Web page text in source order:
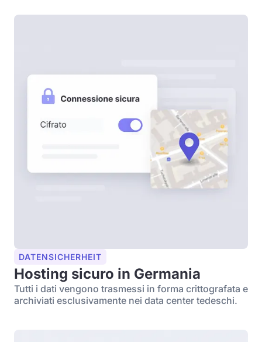
DATENSICHERHEIT
Hosting sicuro in Germania
Tutti i dati vengono trasmessi in forma crittografata e
archiviati esclusivamente nei data center tedeschi.